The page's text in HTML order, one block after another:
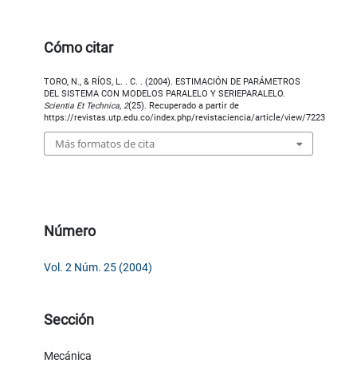
Cómo citar
TORO, N., & RÍOS, L. . C. . (2004). ESTIMACIÓN DE PARÁMETROS
DEL SISTEMA CON MODELOS PARALELO Y SERIEPARALELO.
Scientia Et Technica,2(25). Recuperado a partir de
https://revistas.utp.edu.co/index.php/revistaciencia/article/view/7223
Más formatos de cita
Número
Vol. 2 Núm. 25 (2004)
Sección
Mecánica